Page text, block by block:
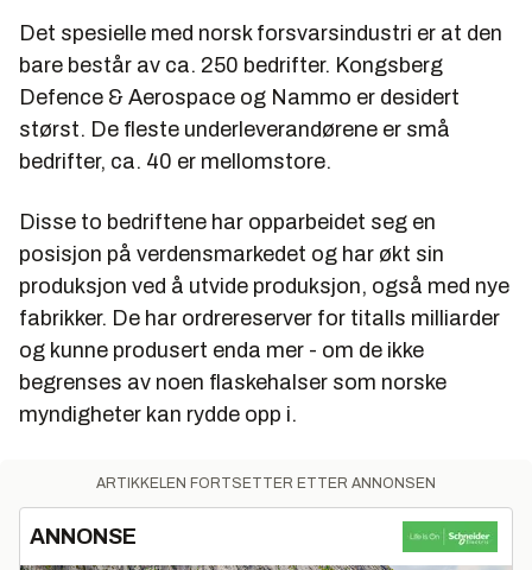
Det spesielle med norsk forsvarsindustri er at den
bare består av ca. 250 bedrifter. Kongsberg
Defence & Aerospace og Nammo er desidert
størst. De fleste underleverandørene er små
bedrifter, ca. 40 er mellomstore.
Disse to bedriftene har opparbeidet seg en
posisjon på verdensmarkedet og har økt sin
produksjon ved å utvide produksjon, også med nye
fabrikker. De har ordrereserver for titalls milliarder
og kunne produsert enda mer - om de ikke
begrenses av noen flaskehalser som norske
myndigheter kan rydde opp i.
ARTIKKELEN FORTSETTER ETTER ANNONSEN
ANNONSE